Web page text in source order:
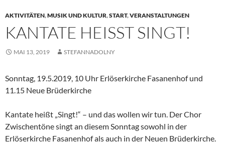
AKTIVITÄTEN,MUSIK UND KULTUR,START,VERANSTALTUNGEN
KANTATE HEISST SINGT!
MAI 13, 2019 STEFANNADOLNY
Sonntag, 19.5.2019, 10 Uhr Erlöserkirche Fasanenhof und
11.15 Neue Brüderkirche
Kantate heißt „Singt!“ – und das wollen wir tun. Der Chor
Zwischentöne singt an diesem Sonntag sowohl in der
Erlöserkirche Fasanenhof als auch in der Neuen Brüderkirche.